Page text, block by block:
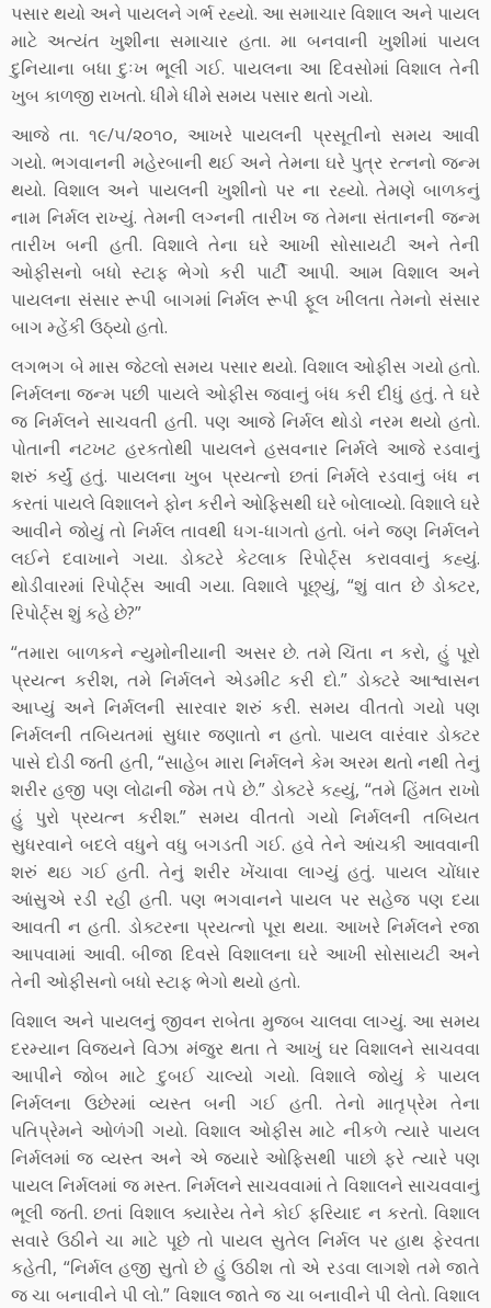
પસાર થયો અને પાયલને ગર્ભ રહ્યો. આ સમાચાર વિશાલ અને પાયલ
માટે અત્યંત ખુશીના સમાચાર હતા. મા બનવાની ખુશીમાં પાયલ
દુનિયાના બધા દુઃખ ભૂલી ગઈ. પાયલના આ દિવસોમાં વિશાલ તેની
ખુબ કાળજી રાખતો. ધીમે ધીમે સમય પસાર થતો ગયો.
આજે તા. ૧૯/૫/૨૦૧૦, આખરે પાયલની પ્રસૂતીનો સમય આવી
ગયો. ભગવાનની મહેરબાની થઈ અને તેમના ઘરે પુત્ર રત્નનો જન્મ
થયો. વિશાલ અને પાયલની ખુશીનો પર ના રહ્યો. તેમણે બાળકનું
નામ નિર્મલ રાખ્યું. તેમની લગ્નની તારીખ જ તેમના સંતાનની જન્મ
તારીખ બની હતી. વિશાલે તેના ઘરે આખી સોસાયટી અને તેની
ઓફીસનો બધો સ્ટાફ ભેગો કરી પાર્ટી આપી. આમ વિશાલ અને
પાયલના સંસાર રૂપી બાગમાં નિર્મલ રૂપી ફૂલ ખીલતા તેમનો સંસાર
બાગ મ્હેંકી ઉઠ્યો હતો.
લગભગ બે માસ જેટલો સમય પસાર થયો. વિશાલ ઓફીસ ગયો હતો.
નિર્મલના જન્મ પછી પાયલે ઓફીસ જવાનું બંધ કરી દીધું હતું. તે ઘરે
જ નિર્મલને સાચવતી હતી. પણ આજે નિર્મલ થોડો નરમ થયો હતો.
પોતાની નટખટ હરકતોથી પાયલને હસવનાર નિર્મલે આજે રડવાનું
શરું કર્યું હતું. પાયલના ખુબ પ્રયત્નો છતાં નિર્મલે રડવાનું બંધ ન
કરતાં પાયલે વિશાલને ફોન કરીને ઓફિસથી ઘરે બોલાવ્યો. વિશાલે ઘરે
આવીને જોયું તો નિર્મલ તાવથી ધગ-ધાગતો હતો. બંને જણ નિર્મલને
લઈને દવાખાને ગયા. ડોક્ટરે કેટલાક રિપોર્ટ્સ કરાવવાનું કહ્યું.
થોડીવારમાં રિપોર્ટ્સ આવી ગયા. વિશાલે પૂછ્યું, “શું વાત છે ડોક્ટર,
રિપોર્ટ્સ શું કહે છે?”
“તમારા બાળકને ન્યુમોનીયાની અસર છે. તમે ચિંતા ન કરો, હું પૂરો
પ્રયત્ન કરીશ, તમે નિર્મલને એડમીટ કરી દો.” ડોક્ટરે આશ્વાસન
આપ્યું અને નિર્મલની સારવાર શરું કરી. સમય વીતતો ગયો પણ
નિર્મલની તબિયતમાં સુધાર જણાતો ન હતો. પાયલ વારંવાર ડોક્ટર
પાસે દોડી જતી હતી, “સાહેબ મારા નિર્મલને કેમ અરમ થતો નથી તેનું
શરીર હજી પણ લોઢાની જેમ તપે છે.” ડોક્ટરે કહ્યું, “તમે હિંમત રાખો
હું પુરો પ્રયત્ન કરીશ.” સમય વીતતો ગયો નિર્મલની તબિયત
સુધરવાને બદલે વધુને વધુ બગડતી ગઈ. હવે તેને આંચકી આવવાની
શરું થઇ ગઈ હતી. તેનું શરીર ખેંચાવા લાગ્યું હતું. પાયલ ચોંધાર
આંસુએ રડી રહી હતી. પણ ભગવાનને પાયલ પર સહેજ પણ દયા
આવતી ન હતી. ડોક્ટરના પ્રયત્નો પૂરા થયા. આખરે નિર્મલને રજા
આપવામાં આવી. બીજા દિવસે વિશાલના ઘરે આખી સોસાયટી અને
તેની ઓફીસનો બધો સ્ટાફ ભેગો થયો હતો.
વિશાલ અને પાયલનું જીવન રાબેતા મુજબ ચાલવા લાગ્યું. આ સમય
દરમ્યાન વિજયને વિઝા મંજુર થતા તે આખું ઘર વિશાલને સાચવવા
આપીને જોબ માટે દુબઈ ચાલ્યો ગયો. વિશાલે જોયું કે પાયલ
નિર્મલના ઉછેરમાં વ્યસ્ત બની ગઈ હતી. તેનો માતૃપ્રેમ તેના
પતિપ્રેમને ઓળંગી ગયો. વિશાલ ઓફીસ માટે નીકળે ત્યારે પાયલ
નિર્મલમાં જ વ્યસ્ત અને એ જયારે ઓફિસથી પાછો ફરે ત્યારે પણ
પાયલ નિર્મલમાં જ મસ્ત. નિર્મલને સાચવવામાં તે વિશાલને સાચવવાનું
ભૂલી જતી. છતાં વિશાલ ક્યારેય તેને કોઈ ફરિયાદ ન કરતો. વિશાલ
સવારે ઉઠીને ચા માટે પૂછે તો પાયલ સુતેલ નિર્મલ પર હાથ ફેરવતા
કહેતી, “નિર્મલ હજી સુતો છે હું ઉઠીશ તો એ રડવા લાગશે તમે જાતે
જ ચા બનાવીને પી લો.” વિશાલ જાતે જ ચા બનાવીને પી લેતો. વિશાલ